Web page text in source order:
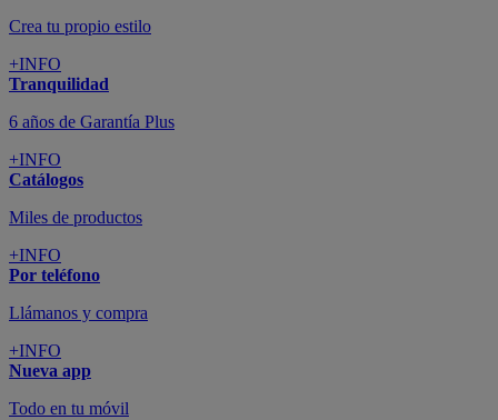
Crea tu propio estilo
+INFO
Tranquilidad
6 años de Garantía Plus
+INFO
Catálogos
Miles de productos
+INFO
Por teléfono
Llámanos y compra
+INFO
Nueva app
Todo en tu móvil